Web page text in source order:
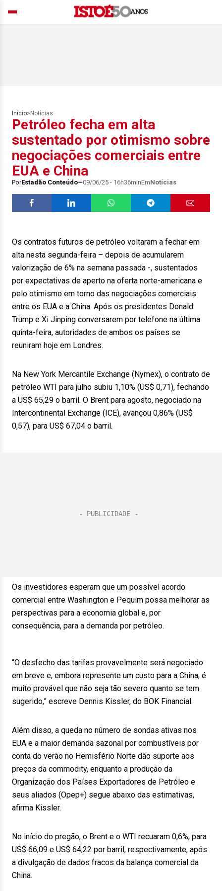
Início> Notícias
Petróleo fecha em alta
sustentado por otimismo sobre
negociações comerciais entre
EUA e China
PorEstadão Conteúdo 09/06/25 - 16h36minEmNotícias
Os contratos futuros de petróleo voltaram a fechar em
alta nesta segunda-feira – depois de acumularem
valorização de 6% na semana passada -, sustentados
por expectativas de aperto na oferta norte-americana e
pelo otimismo em torno das negociações comerciais
entre os EUA e a China. Após os presidentes Donald
Trump e Xi Jinping conversarem por telefone na última
quinta-feira, autoridades de ambos os países se
reuniram hoje em Londres.
Na New York Mercantile Exchange (Nymex), o contrato de
petróleo WTI para julho subiu 1,10% (US$ 0,71), fechando
a US$ 65,29 o barril. O Brent para agosto, negociado na
Intercontinental Exchange (ICE), avançou 0,86% (US$
0,57), para US$ 67,04 o barril.
Os investidores esperam que um possível acordo
comercial entre Washington e Pequim possa melhorar as
perspectivas para a economia global e, por
consequência, para a demanda por petróleo.
“O desfecho das tarifas provavelmente será negociado
em breve e, embora represente um custo para a China, é
muito provável que não seja tão severo quanto se tem
sugerido,” escreve Dennis Kissler, do BOK Financial.
Além disso, a queda no número de sondas ativas nos
EUA e a maior demanda sazonal por combustíveis por
conta do verão no Hemisfério Norte dão suporte aos
preços da commodity, enquanto a produção da
Organização dos Países Exportadores de Petróleo e
seus aliados (Opep+) segue abaixo das estimativas,
afirma Kissler.
No início do pregão, o Brent e o WTI recuaram 0,6%, para
US$ 66,09 e US$ 64,22 por barril, respectivamente, após
a divulgação de dados fracos da balança comercial da
China.